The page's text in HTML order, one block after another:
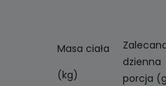
Masa ciała
(kg)
dzienna
porcja